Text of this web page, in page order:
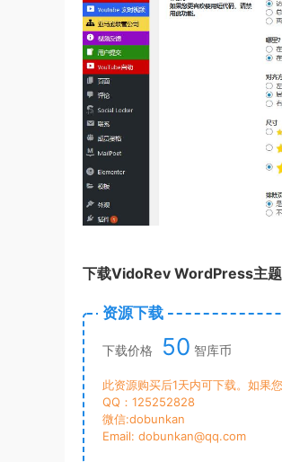
下载VidoRev WordPress主题
资源下载
下载价格 50 智库币
此资源购买后1天内可下载。如果
QQ：125252828
微信:dobunkan
Email: dobunkan@qq.com